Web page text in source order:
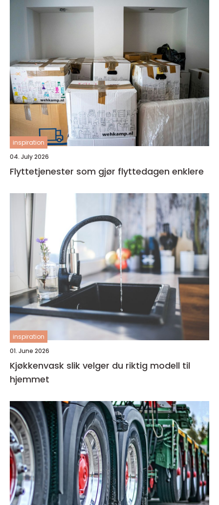
inspiration
04. July 2026
Flyttetjenester som gjør flyttedagen enklere
inspiration
01. June 2026
Kjøkkenvask slik velger du riktig modell til
hjemmet